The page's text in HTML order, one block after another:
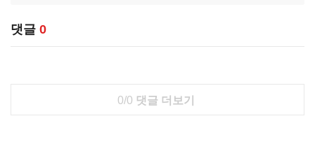
댓글 0
0/0 댓글 더보기